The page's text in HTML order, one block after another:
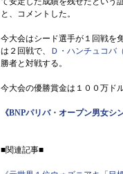
と、コメントした。
今大会はシード選手が１回戦を
は２回戦で、
Ｄ・ハンチュコバ
勝者と対戦する。
今大会の優勝賞金は１００万ドル
《BNPパリバ・オープン男女シ
■関連記事■